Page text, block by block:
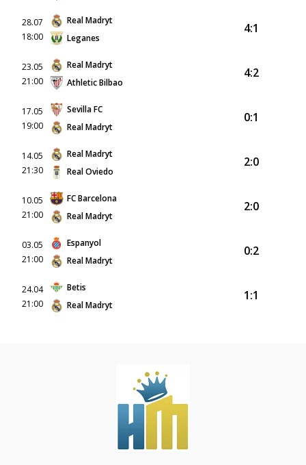
28.07
18:00
Real Madryt
Leganes
4:1
23.05
21:00
Real Madryt
Athletic Bilbao
4:2
17.05
19:00
Sevilla FC
Real Madryt
0:1
14.05
21:30
Real Madryt
Real Oviedo
2:0
10.05
21:00
FC Barcelona
Real Madryt
2:0
03.05
21:00
Espanyol
Real Madryt
0:2
24.04
21:00
Betis
Real Madryt
1:1